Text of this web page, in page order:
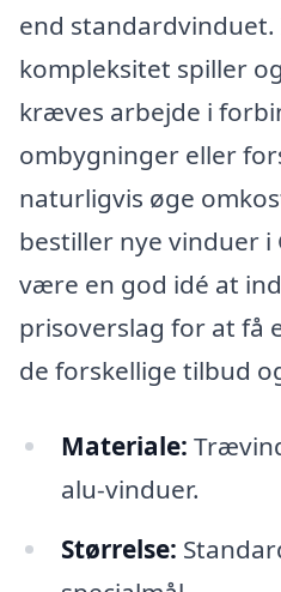
end
kompleksitet spiller
kræves arbejde i
ombygninger eller
naturligvis øge
bestiller nye vinduer i
være en god idé at
prisoverslag for at få
de forskellige tilbud
Materiale:
alu-vinduer.
Størrelse: